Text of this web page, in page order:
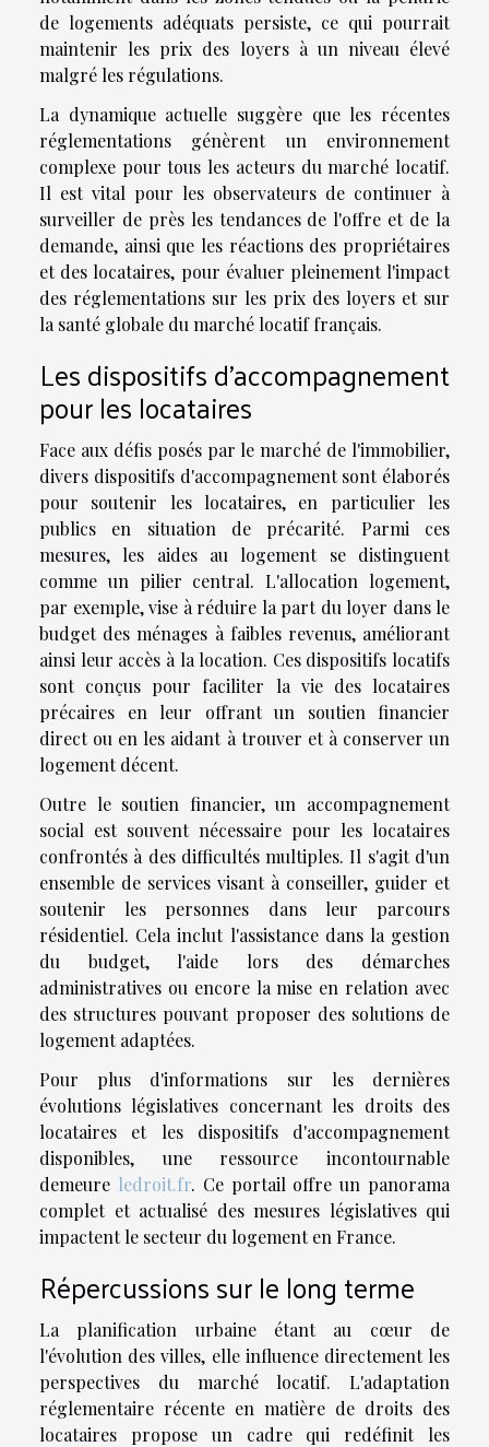
de logements adéquats persiste, ce qui pourrait
maintenir les prix des loyers à un niveau élevé
malgré les régulations.
La dynamique actuelle suggère que les récentes
réglementations génèrent un environnement
complexe pour tous les acteurs du marché locatif.
Il est vital pour les observateurs de continuer à
surveiller de près les tendances de l'offre et de la
demande, ainsi que les réactions des propriétaires
et des locataires, pour évaluer pleinement l'impact
des réglementations sur les prix des loyers et sur
la santé globale du marché locatif français.
Les dispositifs d'accompagnement
pour les locataires
Face aux défis posés par le marché de l'immobilier,
divers dispositifs d'accompagnement sont élaborés
pour soutenir les locataires, en particulier les
publics en situation de précarité. Parmi ces
mesures, les aides au logement se distinguent
comme un pilier central. L'allocation logement,
par exemple, vise à réduire la part du loyer dans le
budget des ménages à faibles revenus, améliorant
ainsi leur accès à la location. Ces dispositifs locatifs
sont conçus pour faciliter la vie des locataires
précaires en leur offrant un soutien financier
direct ou en les aidant à trouver et à conserver un
logement décent.
Outre le soutien financier, un accompagnement
social est souvent nécessaire pour les locataires
confrontés à des difficultés multiples. Il s'agit d'un
ensemble de services visant à conseiller, guider et
soutenir les personnes dans leur parcours
résidentiel. Cela inclut l'assistance dans la gestion
du budget, l'aide lors des démarches
administratives ou encore la mise en relation avec
des structures pouvant proposer des solutions de
logement adaptées.
Pour plus d'informations sur les dernières
évolutions législatives concernant les droits des
locataires et les dispositifs d'accompagnement
disponibles, une ressource incontournable
demeure ledroit.fr. Ce portail offre un panorama
complet et actualisé des mesures législatives qui
impactent le secteur du logement en France.
Répercussions sur le long terme
La planification urbaine étant au cœur de
l'évolution des villes, elle influence directement les
perspectives du marché locatif. L'adaptation
réglementaire récente en matière de droits des
locataires propose un cadre qui redéfinit les